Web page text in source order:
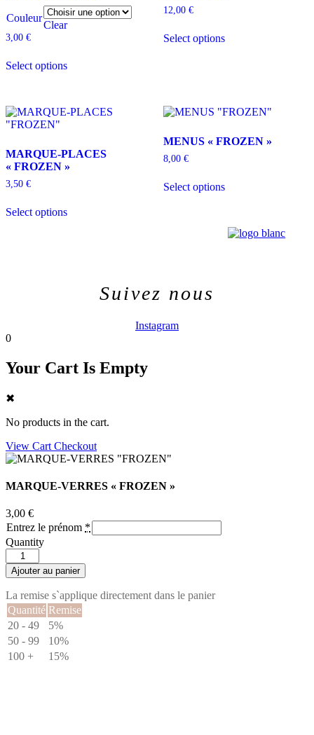
Couleur
Clear
3,00 €
Select optionsproduit
Les
être
choisies
du
12,00 €
Select options
MARQUE-PLACES
« FROZEN »
3,50 €
Select options
MENUS « FROZEN »
8,00 €
Select options
Suivez nous
Instagram
0
Your Cart Is Empty
✖
No products in the cart.
View Cart Checkout
MARQUE-VERRES « FROZEN »
3,00 €
Entrez le prénom *
Quantity
quantité
de
MARQUE-
VERRES
"FROZEN"
Ajouter au panier
La remise s`applique directement dans le panier
Quantité Remise
20 - 49
5%
50 - 99
10%
100 +
15%